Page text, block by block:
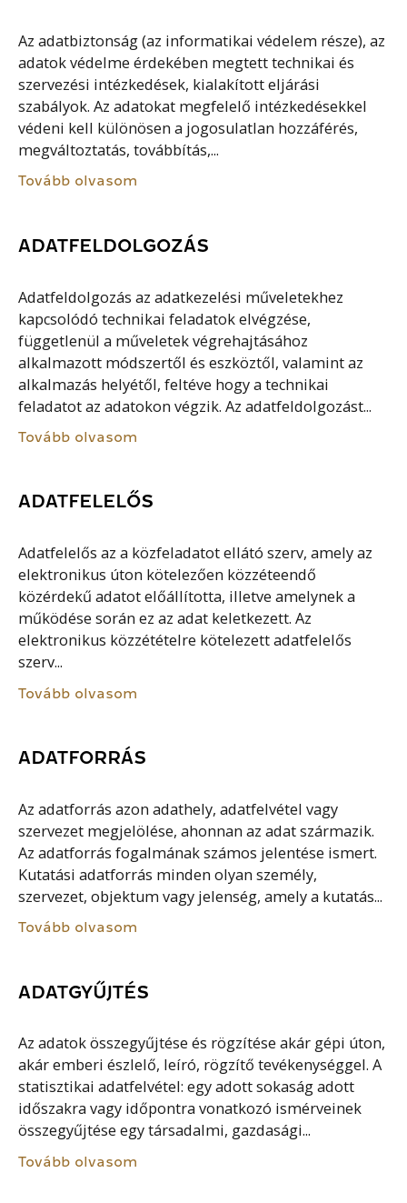
Az adatbiztonság (az informatikai védelem része), az
adatok védelme érdekében megtett technikai és
szervezési intézkedések, kialakított eljárási
szabályok. Az adatokat megfelelő intézkedésekkel
védeni kell különösen a jogosulatlan hozzáférés,
megváltoztatás, továbbítás,...
Tovább olvasom
ADATFELDOLGOZÁS
Adatfeldolgozás az adatkezelési műveletekhez
kapcsolódó technikai feladatok elvégzése,
függetlenül a műveletek végrehajtásához
alkalmazott módszertől és eszköztől, valamint az
alkalmazás helyétől, feltéve hogy a technikai
feladatot az adatokon végzik. Az adatfeldolgozást...
Tovább olvasom
ADATFELELŐS
Adatfelelős az a közfeladatot ellátó szerv, amely az
elektronikus úton kötelezően közzéteendő
közérdekű adatot előállította, illetve amelynek a
működése során ez az adat keletkezett. Az
elektronikus közzétételre kötelezett adatfelelős
szerv...
Tovább olvasom
ADATFORRÁS
Az adatforrás azon adathely, adatfelvétel vagy
szervezet megjelölése, ahonnan az adat származik.
Az adatforrás fogalmának számos jelentése ismert.
Kutatási adatforrás minden olyan személy,
szervezet, objektum vagy jelenség, amely a kutatás...
Tovább olvasom
ADATGYŰJTÉS
Az adatok összegyűjtése és rögzítése akár gépi úton,
akár emberi észlelő, leíró, rögzítő tevékenységgel. A
statisztikai adatfelvétel: egy adott sokaság adott
időszakra vagy időpontra vonatkozó ismérveinek
összegyűjtése egy társadalmi, gazdasági...
Tovább olvasom